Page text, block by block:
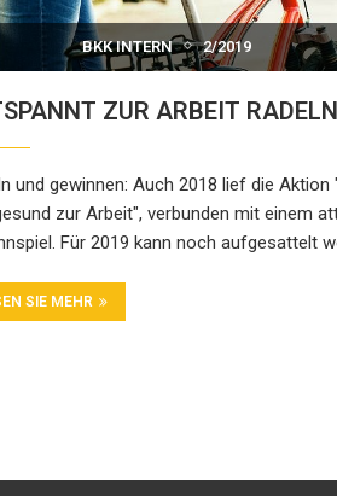
BKK INTERN 2/2019
ZUR ARBEIT RADELN
und gewinnen: Auch 2018 lief die Aktion
zur Arbeit", verbunden mit einem
Für 2019 kann noch aufgesattelt
SIE MEHR